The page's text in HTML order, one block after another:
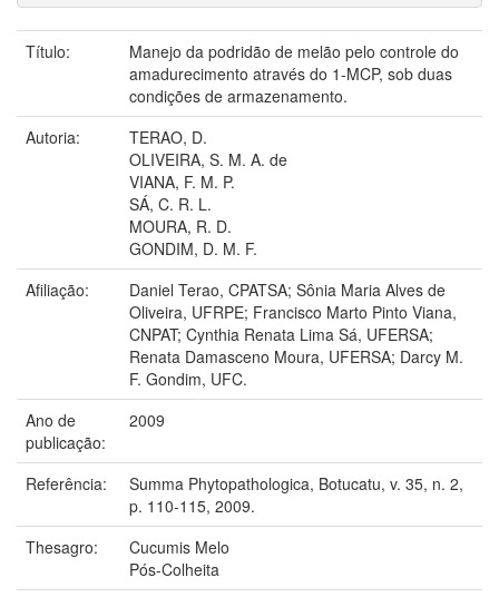
Título:
Manejo da podridão de melão pelo controle do
amadurecimento através do 1-MCP, sob duas
condições de armazenamento.
Autoria:
TERAO, D.
OLIVEIRA, S. M. A. de
VIANA, F. M. P.
SÁ, C. R. L.
MOURA, R. D.
GONDIM, D. M. F.
Afiliação:
Daniel Terao, CPATSA; Sônia Maria Alves de
Oliveira, UFRPE; Francisco Marto Pinto Viana,
CNPAT; Cynthia Renata Lima Sá, UFERSA;
Renata Damasceno Moura, UFERSA; Darcy M.
F. Gondim, UFC.
Ano de
publicação:
2009
Referência:
Summa Phytopathologica, Botucatu, v. 35, n. 2,
p. 110-115, 2009.
Thesagro:
Cucumis Melo
Pós-Colheita